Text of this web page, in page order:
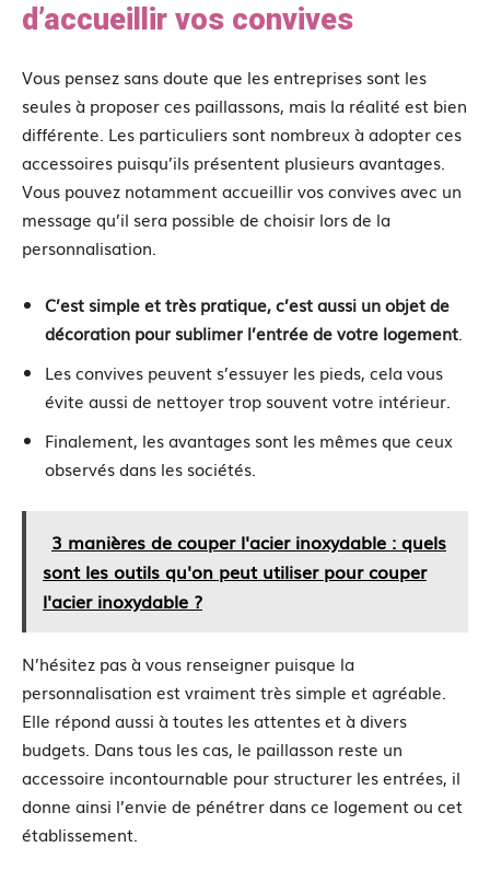
d’accueillir vos convives
Vous pensez sans doute que les entreprises sont les
seules à proposer ces paillassons, mais la réalité est bien
différente. Les particuliers sont nombreux à adopter ces
accessoires puisqu’ils présentent plusieurs avantages.
Vous pouvez notamment accueillir vos convives avec un
message qu’il sera possible de choisir lors de la
personnalisation.
C’est simple et très pratique, c’est aussi un objet de
décoration pour sublimer l’entrée de votre logement.
Les convives peuvent s’essuyer les pieds, cela vous
évite aussi de nettoyer trop souvent votre intérieur.
Finalement, les avantages sont les mêmes que ceux
observés dans les sociétés.
3 manières de couper l'acier inoxydable : quels
sont les outils qu'on peut utiliser pour couper
l'acier inoxydable ?
N’hésitez pas à vous renseigner puisque la
personnalisation est vraiment très simple et agréable.
Elle répond aussi à toutes les attentes et à divers
budgets. Dans tous les cas, le paillasson reste un
accessoire incontournable pour structurer les entrées, il
donne ainsi l’envie de pénétrer dans ce logement ou cet
établissement.